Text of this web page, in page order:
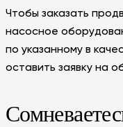
Чтобы заказать
насосное
по указанному в
оставить заявку на